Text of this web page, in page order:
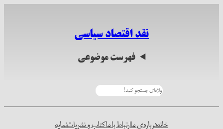
نقد اقتصاد سیاسی
فهرست موضوعی
خانهدرباره‌ی ماارتباط با ماکتاب و نشریاتنمایه